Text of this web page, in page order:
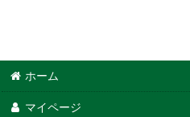
ホーム
マイページ